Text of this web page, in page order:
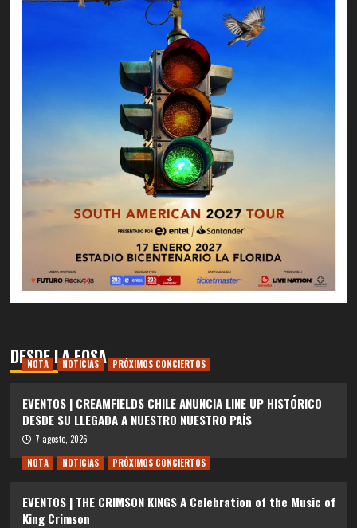
DESDE LA FOSA
NOTA NOTICIAS PRÓXIMOS CONCIERTOS
EVENTOS | CREAMFIELDS CHILE ANUNCIA LINE UP HISTÓRICO
DESDE SU LLEGADA A NUESTRO NUESTRO PAÍS
7 agosto, 2026
NOTA
NOTICIAS PRÓXIMOS CONCIERTOS
EVENTOS | THE CRIMSON KINGS A Celebration of the Music of
King Crimson